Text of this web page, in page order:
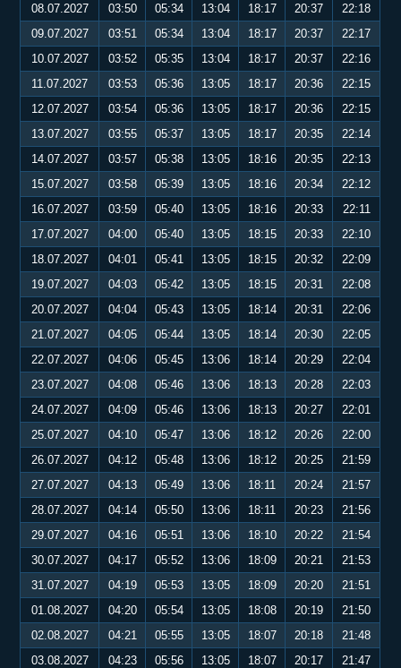
08.07.2027
03:50 05:34 13:04 18:17 20:37
22:18
09.07.2027
03:51 05:34 13:04 18:17 20:37
22:17
10.07.2027
03:52 05:35 13:04 18:17 20:37
22:16
11.07.2027
03:53 05:36 13:05 18:17 20:36
22:15
12.07.2027
03:54 05:36 13:05 18:17 20:36
22:15
13.07.2027
03:55 05:37 13:05 18:17 20:35
22:14
14.07.2027
03:57 05:38 13:05 18:16 20:35
22:13
15.07.2027
03:58 05:39 13:05 18:16 20:34
22:12
16.07.2027
03:59 05:40 13:05 18:16 20:33
22:11
17.07.2027
04:00 05:40 13:05 18:15 20:33
22:10
18.07.2027
04:01 05:41 13:05 18:15 20:32
22:09
19.07.2027
04:03 05:42 13:05 18:15 20:31
22:08
20.07.2027
04:04 05:43 13:05 18:14 20:31
22:06
21.07.2027
04:05 05:44 13:05 18:14 20:30
22:05
22.07.2027
04:06 05:45 13:06 18:14 20:29
22:04
23.07.2027
04:08 05:46 13:06 18:13 20:28
22:03
24.07.2027
04:09 05:46 13:06 18:13 20:27
22:01
25.07.2027
04:10 05:47 13:06 18:12 20:26
22:00
26.07.2027
04:12 05:48 13:06 18:12 20:25
21:59
27.07.2027
04:13 05:49 13:06 18:11 20:24
21:57
28.07.2027
04:14 05:50 13:06 18:11 20:23
21:56
29.07.2027
04:16 05:51 13:06 18:10 20:22
21:54
30.07.2027
04:17 05:52 13:06 18:09 20:21
21:53
31.07.2027
04:19 05:53 13:05 18:09 20:20
21:51
01.08.2027
04:20 05:54 13:05 18:08 20:19
21:50
02.08.2027
04:21 05:55 13:05 18:07 20:18
21:48
03.08.2027
04:23 05:56 13:05 18:07 20:17
21:47